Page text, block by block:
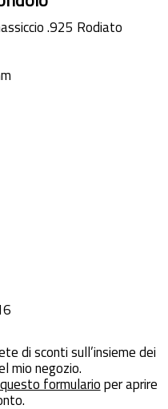
.925 Rodiato
di sconti sull’insieme dei
mio negozio.
questo formulario per aprire